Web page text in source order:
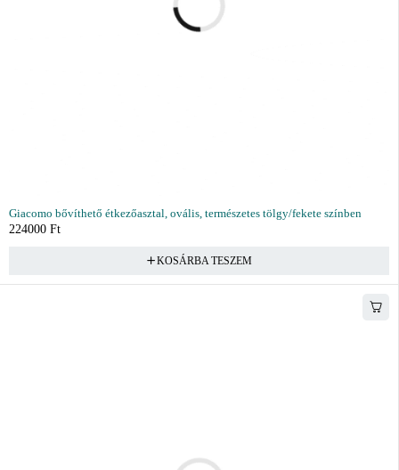
Giacomo bővíthető étkezőasztal, ovális, természetes tölgy/fekete színben
224000 Ft
KOSÁRBA TESZEM